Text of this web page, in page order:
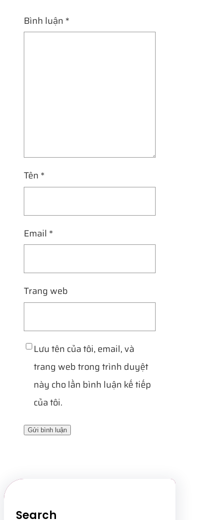
Bình luận *
Tên *
Email *
Trang web
Lưu tên của tôi, email, và
trang web trong trình duyệt
này cho lần bình luận kế tiếp
của tôi.
Search